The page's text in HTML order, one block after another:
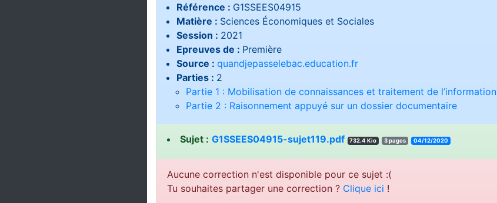
Référence : G1SSEES04915
Matière : Sciences Économiques et Sociales
Session : 2021
Epreuves de : Première
Source : quandjepasselebac.education.fr
Parties : 2
Partie 1 : Mobilisation de connaissances et traitement de l’information
Partie 2 : Raisonnement appuyé sur un dossier documentaire
Sujet : G1SSEES04915-sujet119.pdf 732.4 Kio 3 pages 04/12/2020
Aucune correction n'est disponible pour ce sujet :(
Tu souhaites partager une correction ? Clique ici !